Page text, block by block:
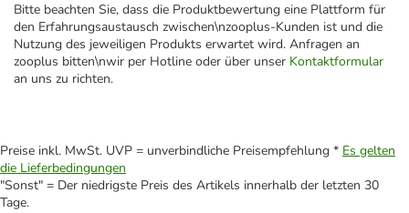
Bitte beachten Sie, dass die Produktbewertung eine Plattform für
den Erfahrungsaustausch zwischen\nzooplus-Kunden ist und die
Nutzung des jeweiligen Produkts erwartet wird. Anfragen an
zooplus bitten\nwir per Hotline oder über unser Kontaktformular
an uns zu richten.
Preise inkl. MwSt. UVP = unverbindliche Preisempfehlung * Es gelten
die Lieferbedingungen
"Sonst" = Der niedrigste Preis des Artikels innerhalb der letzten 30
Tage.